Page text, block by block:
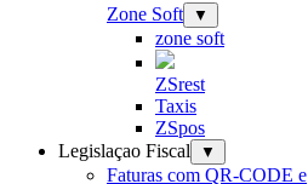
Zone Soft ▼
zone soft
ZSrest
Taxis
ZSpos
Legislaçao Fiscal
▼
Faturas com QR-CODE e